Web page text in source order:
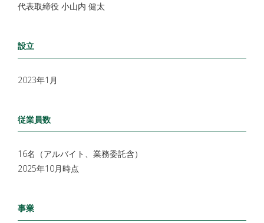
代表取締役 小山内 健太
設立
2023年1月
従業員数
16名（アルバイト、業務委託含）
2025年10月時点
事業